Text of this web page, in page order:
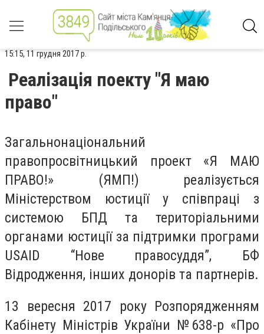
15:15, 11 грудня 2017 р.
Реалізація поекту "Я маю
право"
Загальнонаціональний
правопросвітницький проект «Я МАЮ
ПРАВО!» (ЯМП!) реалізується
Міністерством юстиції у співпраці з
системою БПД та територіальними
органами юстиції за підтримки програми
USAID “Нове правосуддя”, БФ
Відродження, інших донорів та партнерів.
13 вересня 2017 року Розпорядженням
Кабінету Міністрів України №638-р «Про